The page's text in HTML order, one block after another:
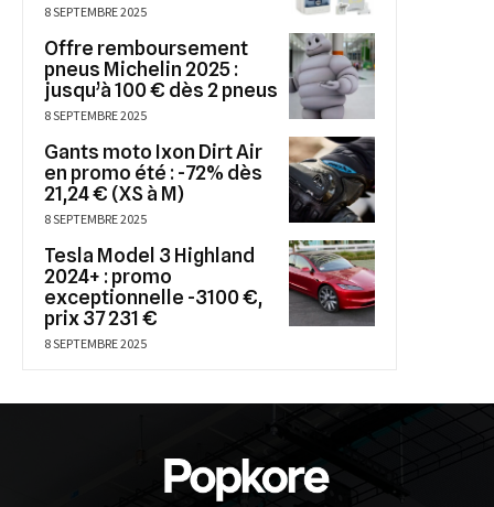
8 SEPTEMBRE 2025
Offre remboursement
pneus Michelin 2025 :
jusqu’à 100 € dès 2 pneus
8 SEPTEMBRE 2025
Gants moto Ixon Dirt Air
en promo été : -72% dès
21,24 € (XS à M)
8 SEPTEMBRE 2025
Tesla Model 3 Highland
2024+ : promo
exceptionnelle -3100 €,
prix 37 231 €
8 SEPTEMBRE 2025